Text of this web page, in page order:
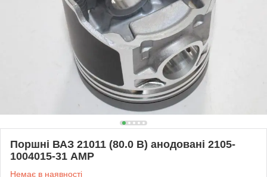
Поршні ВАЗ 21011 (80.0 В) анодовані 2105-
1004015-31 AMP
Немає в наявності